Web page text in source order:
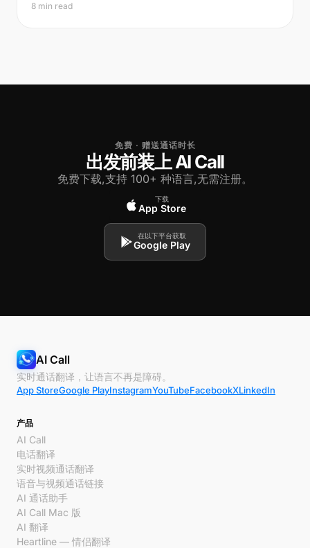
8 min read
免费 · 赠送通话时长
出发前装上 AI Call
免费下载,支持 100+ 种语言,无需注册。
下载
App Store
在以下平台获取
Google Play
AI Call
实时通话翻译，让语言不再是障碍。
App StoreGoogle PlayInstagramYouTubeFacebookXLinkedIn
产品
AI Call
电话翻译
实时视频通话翻译
语音与视频通话链接
AI 通话助手
AI Call Mac 版
AI 翻译
Heartline — 情侣翻译